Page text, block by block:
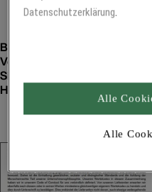
Unsere
Brillux definiert im Code of
Verhaltensstandards im
Sie hier einen Hinweis zur
Hinweisgeberschutzgesetz.
Datenschutzerklärung.
Alle
Alle